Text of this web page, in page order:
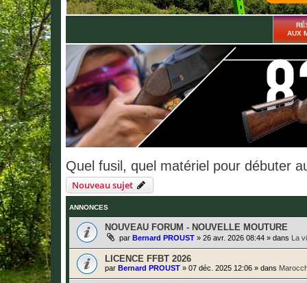
AUX
Quel fusil, quel matériel pour débuter
Nouveau sujet
ANNONCES
NOUVEAU FORUM - NOUVELLE MOUTURE
par Bernard PROUST » 26 avr. 2026 08:44 » dans La
LICENCE FFBT 2026
par Bernard PROUST » 07 déc. 2025 12:06 » dans